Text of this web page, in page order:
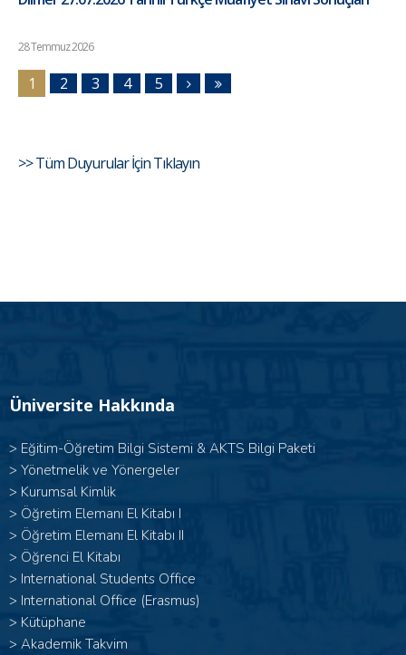
28 Temmuz 2026
1 2 3 4 5
>> Tüm Duyurular İçin Tıklayın
Üniversite Hakkında
> Eğitim-Öğretim Bilgi Sistemi & AKTS Bilgi Paketi
> Yönetmelik ve Yönergeler
> Kurumsal Kimlik
> Öğretim Elemanı El Kitabı I
> Öğretim Elemanı El Kitabı II
> Öğrenci El Kitabı
> International Students Office
> International Office (Erasmus)
> Kütüphane
> Akademik Takvim